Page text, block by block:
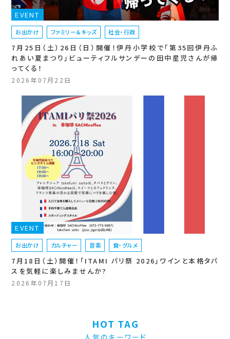
EVENT
お出かけ ファミリー＆キッズ 社会・行政
7月25日（土）26日（日）開催！伊丹小学校で「第35回伊丹ふ
れあい夏まつり」ビューティフルサンデーの田中星児さんが帰
ってくる！
2026年07月22日
EVENT
お出かけ カルチャー 音楽 食・グルメ
7月18日（土）開催！「ITAMI パリ祭 2026」ワインと本格タパ
スを気軽に楽しみませんか?
2026年07月17日
HOT TAG
人気のキーワード